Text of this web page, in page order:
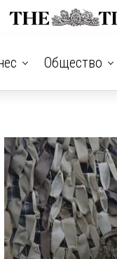
Общество